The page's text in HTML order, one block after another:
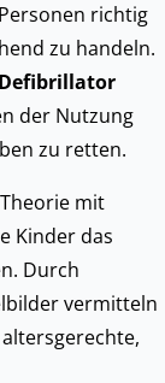
richtig
zu handeln.
der Nutzung
zu retten.
mit
Kinder das
Durch
vermitteln